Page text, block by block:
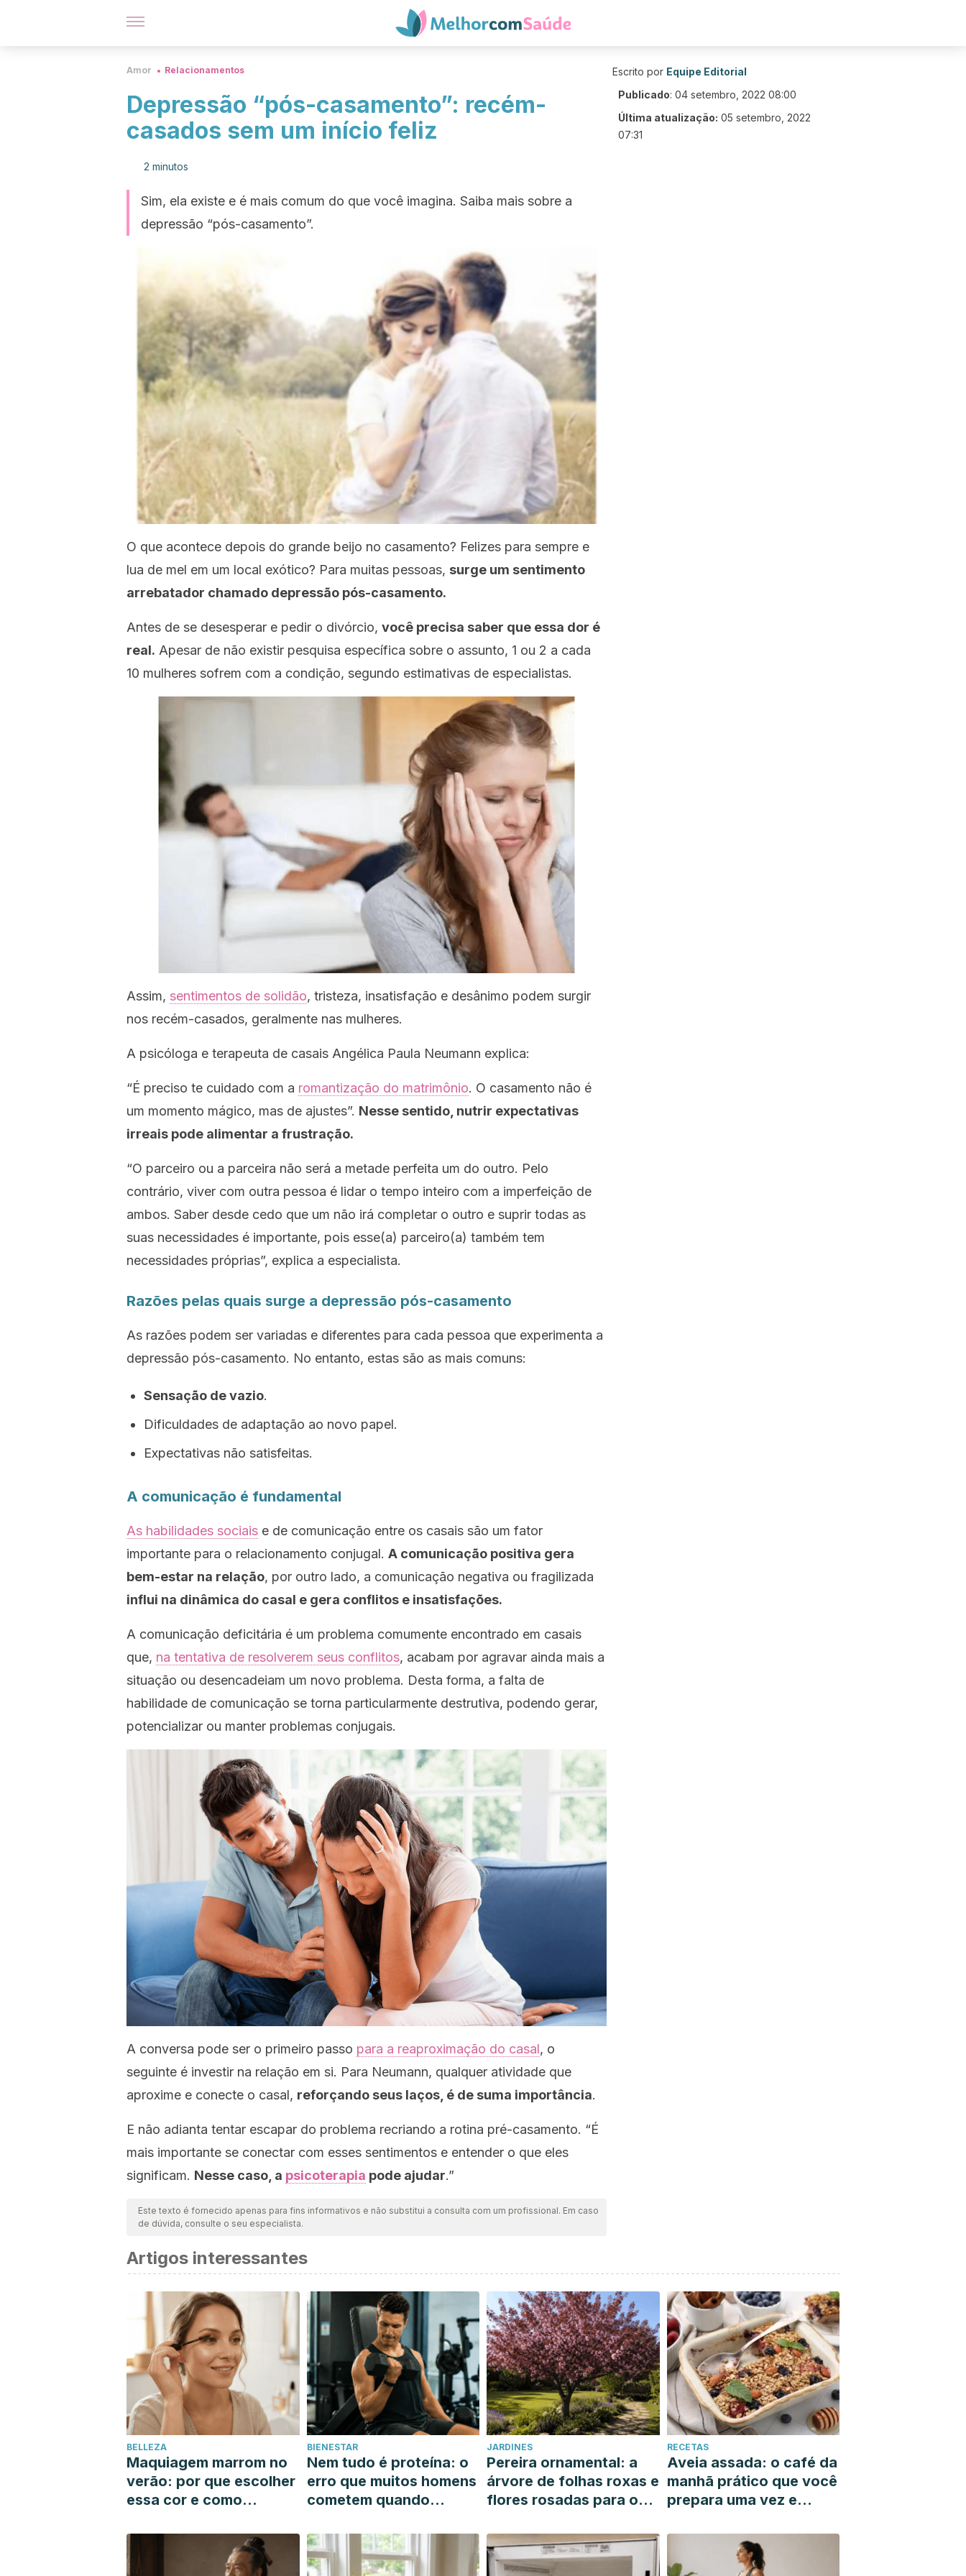
Amor Relacionamentos
Depressão “pós-casamento”: recém-
casados sem um início feliz
2 minutos
Sim, ela existe e é mais comum do que você imagina. Saiba mais sobre a
depressão “pós-casamento”.
O que acontece depois do grande beijo no casamento? Felizes para sempre e
lua de mel em um local exótico? Para muitas pessoas, surge um sentimento
arrebatador chamado depressão pós-casamento.
Antes de se desesperar e pedir o divórcio, você precisa saber que essa dor é
real. Apesar de não existir pesquisa específica sobre o assunto, 1 ou 2 a cada
10 mulheres sofrem com a condição, segundo estimativas de especialistas.
Assim, sentimentos de solidão, tristeza, insatisfação e desânimo podem surgir
nos recém-casados, geralmente nas mulheres.
A psicóloga e terapeuta de casais Angélica Paula Neumann explica:
“É preciso te cuidado com a romantização do matrimônio. O casamento não é
um momento mágico, mas de ajustes”. Nesse sentido, nutrir expectativas
irreais pode alimentar a frustração.
“O parceiro ou a parceira não será a metade perfeita um do outro. Pelo
contrário, viver com outra pessoa é lidar o tempo inteiro com a imperfeição de
ambos. Saber desde cedo que um não irá completar o outro e suprir todas as
suas necessidades é importante, pois esse(a) parceiro(a) também tem
necessidades próprias”, explica a especialista.
Razões pelas quais surge a depressão pós-casamento
As razões podem ser variadas e diferentes para cada pessoa que experimenta a
depressão pós-casamento. No entanto, estas são as mais comuns:
Sensação de vazio.
Dificuldades de adaptação ao novo papel.
Expectativas não satisfeitas.
A comunicação é fundamental
As habilidades sociais e de comunicação entre os casais são um fator
importante para o relacionamento conjugal. A comunicação positiva gera
bem-estar na relação, por outro lado, a comunicação negativa ou fragilizada
influi na dinâmica do casal e gera conflitos e insatisfações.
A comunicação deficitária é um problema comumente encontrado em casais
que, na tentativa de resolverem seus conflitos, acabam por agravar ainda mais a
situação ou desencadeiam um novo problema. Desta forma, a falta de
habilidade de comunicação se torna particularmente destrutiva, podendo gerar,
potencializar ou manter problemas conjugais.
A conversa pode ser o primeiro passo para a reaproximação do casal, o
seguinte é investir na relação em si. Para Neumann, qualquer atividade que
aproxime e conecte o casal, reforçando seus laços, é de suma importância.
E não adianta tentar escapar do problema recriando a rotina pré-casamento. “É
mais importante se conectar com esses sentimentos e entender o que eles
significam. Nesse caso, a psicoterapia pode ajudar.”
Este texto é fornecido apenas para fins informativos e não substitui a consulta com um profissional. Em caso
de dúvida, consulte o seu especialista.
Escrito por Equipe Editorial
Publicado: 04 setembro, 2022 08:00
Última atualização: 05 setembro, 2022
07:31
Artigos interessantes
BELLEZA
Maquiagem marrom no
verão: por que escolher
essa cor e como
mais combina com você
BIENESTAR
Nem tudo é proteína: o
erro que muitos homens
cometem quando
muscular
JARDINES
Pereira ornamental: a
árvore de folhas roxas e
flores rosadas para o
RECETAS
Aveia assada: o café da
manhã prático que você
prepara uma vez e
semana